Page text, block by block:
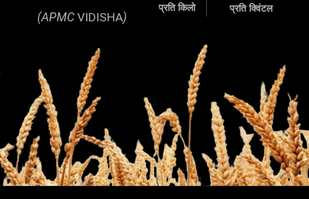
प्रति किलो प्रति क्विंटल
(APMCVIDISHA)